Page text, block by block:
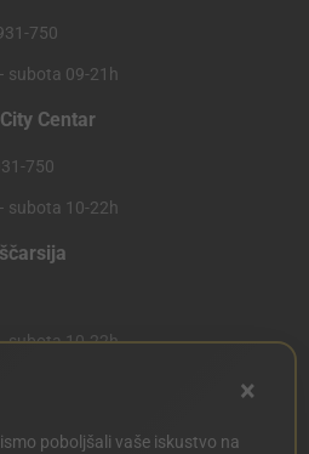
750
subota 09-21h
Centar
750
subota 10-22h
subota 10-22h
raskrsce 10 (Penny Plus
×
poboljšali vaše iskustvo na